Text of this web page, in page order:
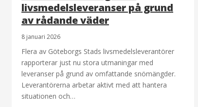
livsmedelsleveranser på grund
av rådande väder
8 januari 2026
Flera av Göteborgs Stads livsmedelsleverantörer
rapporterar just nu stora utmaningar med
leveranser på grund av omfattande snömängder.
Leverantörerna arbetar aktivt med att hantera
situationen och…